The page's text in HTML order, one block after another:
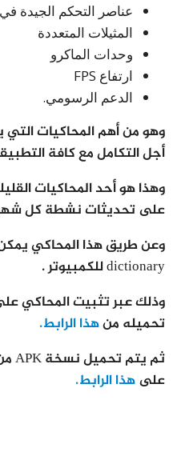
عناصر التحكم الجيدة
المثيلات المتعددة
وحدات الماكرو
ارتفاع FPS
الدعم الرسومي.
وهو من أهم المحاكيات
أجل التكامل مع كافة
وهذا هو أحد المحاكيات
على تحديثات نشطة كل شهر
dictionary للكمبيوتر .
وذلك عبر تثبيت المحاكي
تحميله منهذا الرابط.
علىهذا الرابط.